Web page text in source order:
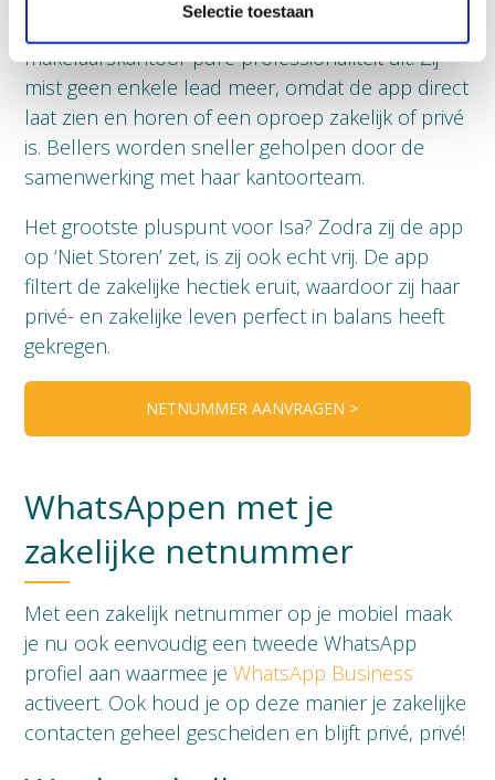
Selectie toestaan
makelaarskantoor pure professionaliteit uit. Zij
mist geen enkele lead meer, omdat de app direct
laat zien en horen of een oproep zakelijk of privé
is. Bellers worden sneller geholpen door de
samenwerking met haar kantoorteam.
Het grootste pluspunt voor Isa? Zodra zij de app
op ‘Niet Storen’ zet, is zij ook echt vrij. De app
filtert de zakelijke hectiek eruit, waardoor zij haar
privé- en zakelijke leven perfect in balans heeft
gekregen.
NETNUMMER AANVRAGEN >
WhatsAppen met je
zakelijke netnummer
Met een zakelijk netnummer op je mobiel maak
je nu ook eenvoudig een tweede WhatsApp
profiel aan waarmee jeWhatsApp Business
activeert. Ook houd je op deze manier je zakelijke
contacten geheel gescheiden en blijft privé, privé!